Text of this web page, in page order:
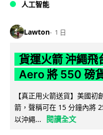
人工智能
Lawton 1 日
貨運火箭 沖繩飛
Aero 將 550 磅
【真正用火箭送貨】美國
箭，聲稱可在 15 分鐘內將
以沖繩...
閱讀全文